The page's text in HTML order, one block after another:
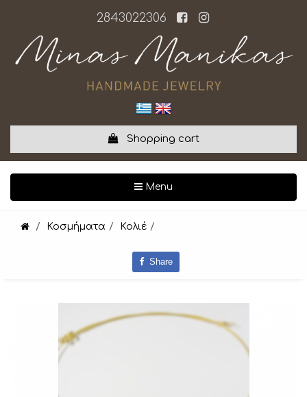
2843022306
Shopping cart
Menu
Κοσμήματα Κολιέ
Share